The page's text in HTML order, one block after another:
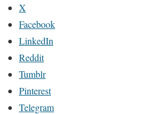
X
Facebook
LinkedIn
Reddit
Tumblr
Pinterest
Telegram